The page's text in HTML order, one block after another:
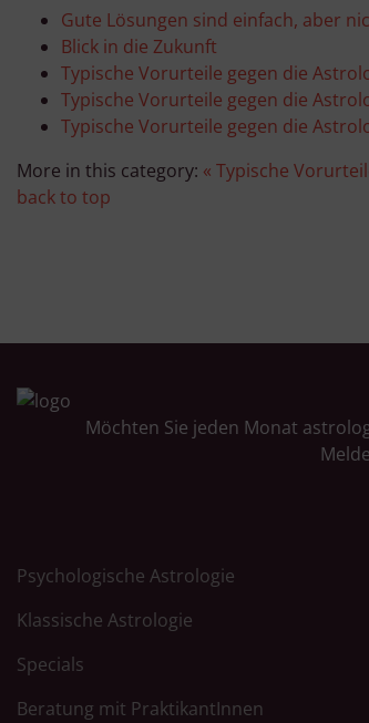
Gute Lösungen sind einfach, aber
Blick in die Zukunft
Typische Vorurteile gegen die
Typische Vorurteile gegen die
Typische Vorurteile gegen die
More in this category: « Typische
back to top
Möchten Sie jeden Monat
Psychologische Astrologie
Klassische Astrologie
Specials
Beratung mit PraktikantInnen